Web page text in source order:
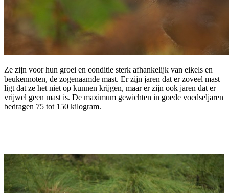
Ze zijn voor hun groei en conditie sterk afhankelijk van eikels en
beukennoten, de zogenaamde mast. Er zijn jaren dat er zoveel mast
ligt dat ze het niet op kunnen krijgen, maar er zijn ook jaren dat er
vrijwel geen mast is. De maximum gewichten in goede voedseljaren
bedragen 75 tot 150 kilogram.